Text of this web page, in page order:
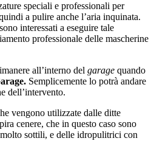
speciali e professionali per
a pulire anche l’aria inquinata.
interessati a eseguire tale
professionale delle mascherine
all’interno del garage quando
Semplicemente lo potrà andare
dell’intervento.
vengono utilizzate dalle ditte
cenere, che in questo caso sono
sottili, e delle idropulitrici con